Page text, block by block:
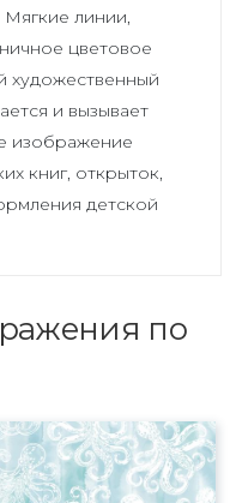
Мягкие линии,
цветовое
художественный
и вызывает
изображение
книг, открыток,
детской
по